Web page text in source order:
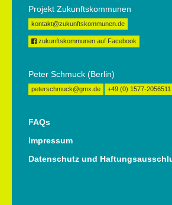
Projekt Zukunftskommunen
kontakt@zukunftskommunen.de
zukunftskommunen auf Facebook
Peter Schmuck (Berlin)
peterschmuck@gmx.de +49 (0) 1577-2056511
FAQs
Impressum
Datenschutz und